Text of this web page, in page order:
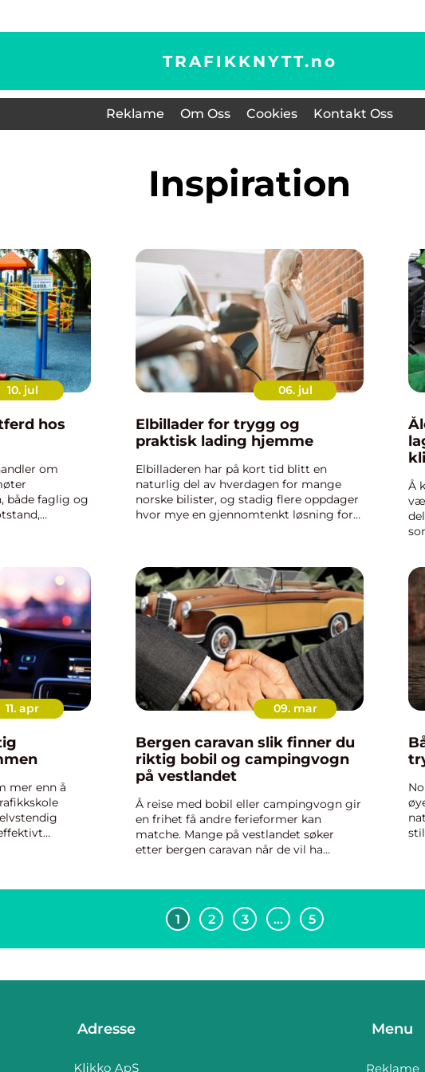
TRAFIKKNYTT.no
Reklame Om Oss Cookies Kontakt Oss
inspiration
10. jul
hos
om
både faglig og
06. jul
Elbillader for trygg og
praktisk lading hjemme
Elbilladeren har på kort tid blitt en
naturlig del av hverdagen for mange
norske bilister, og stadig flere oppdager
hvor mye en gjennomtenkt løsning for
Å
11. apr
mer enn å
09. mar
Bergen caravan slik finner du
riktig bobil og campingvogn
på vestlandet
Å reise med bobil eller campingvogn gir
en frihet få andre ferieformer kan
matche. Mange på vestlandet søker
etter bergen caravan når de vil ha
1 2 3 … 5
Adresse Menu
Reklame